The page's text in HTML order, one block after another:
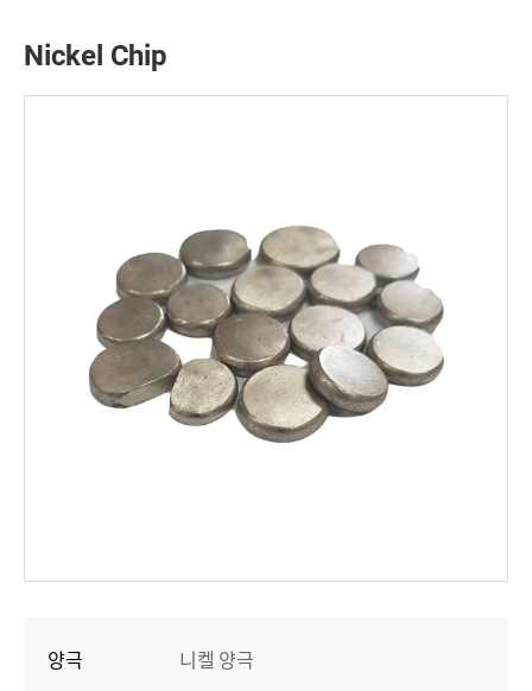
Nickel Chip
양극 니켈 양극